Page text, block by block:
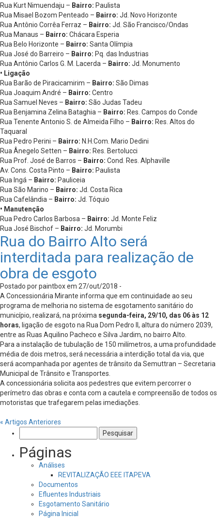
Rua Kurt Nimuendaju – Bairro: Paulista
Rua Misael Bozom Penteado – Bairro: Jd. Novo Horizonte
Rua Antônio Corrêa Ferraz – Bairro: Jd. São Francisco/Ondas
Rua Manaus – Bairro: Chácara Esperia
Rua Belo Horizonte – Bairro: Santa Olímpia
Rua José do Barreiro – Bairro: Pq. das Industrias
Rua Antônio Carlos G. M. Lacerda – Bairro: Jd. Monumento
• Ligação
Rua Barão de Piracicamirim – Bairro: São Dimas
Rua Joaquim André – Bairro: Centro
Rua Samuel Neves – Bairro: São Judas Tadeu
Rua Benjamina Zelina Bataghia – Bairro: Res. Campos do Conde
Rua Tenente Antonio S. de Almeida Filho – Bairro: Res. Altos do
Taquaral
Rua Pedro Perini – Bairro: N.H.Com. Mario Dedini
Rua Ânegelo Setten – Bairro: Res. Bertolucci
Rua Prof. José de Barros – Bairro: Cond. Res. Alphaville
Av. Cons. Costa Pinto – Bairro: Paulista
Rua Ingá – Bairro: Pauliceia
Rua São Marino – Bairro: Jd. Costa Rica
Rua Cafelândia – Bairro: Jd. Tóquio
• Manutenção
Rua Pedro Carlos Barbosa – Bairro: Jd. Monte Feliz
Rua José Bischof – Bairro: Jd. Morumbi
Rua do Bairro Alto será
interditada para realização de
obra de esgoto
Postado por paintbox em 27/out/2018 -
A Concessionária Mirante informa que em continuidade ao seu
programa de melhoria no sistema de esgotamento sanitário do
município, realizará, na próxima segunda-feira, 29/10, das 06 às 12
horas, ligação de esgoto na Rua Dom Pedro II, altura do número 2039,
entre as Ruas Aquilino Pacheco e Silva Jardim, no bairro Alto.
Para a instalação de tubulação de 150 milímetros, a uma profundidade
média de dois metros, será necessária a interdição total da via, que
será acompanhada por agentes de trânsito da Semuttran – Secretaria
Municipal de Trânsito e Transportes.
A concessionária solicita aos pedestres que evitem percorrer o
perímetro das obras e conta com a cautela e compreensão de todos os
motoristas que trafegarem pelas imediações.
« Artigos Anteriores
por:
Páginas
Análises
REVITALIZAÇÃO EEE ITAPEVA
Documentos
Efluentes Industriais
Esgotamento Sanitário
Página Inicial